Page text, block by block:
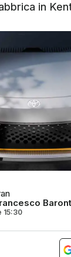
in
15:30